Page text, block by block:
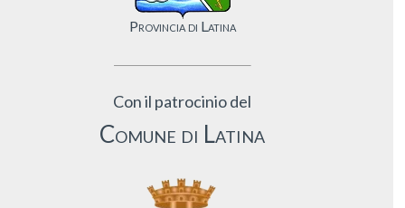
Provincia di Latina
Con il patrocinio del
Comune di Latina